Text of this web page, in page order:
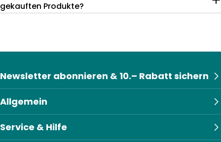
gekauften Produkte?
Allgemein
Service & Hilfe
Newsletter abonnieren & 10.– Rabatt sichern